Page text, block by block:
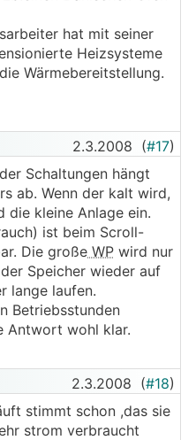
hat mit seiner
Heizsysteme
Wärmebereitstellung.
2.3.2008 (#17)
Schaltungen hängt
ab. Wenn der kalt wird,
die kleine Anlage ein.
ist beim Scroll-
Die große WP wird nur
Speicher wieder auf
lange laufen.
Betriebsstunden
Antwort wohl klar.
2.3.2008 (#18)
stimmt schon ,das sie
strom verbraucht